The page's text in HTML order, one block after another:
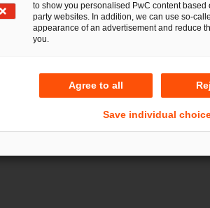
to show you personalised PwC content
party websites. In addition, we can use so-
appearance of an advertisement and reduce
you.
Agree to all
Save individual